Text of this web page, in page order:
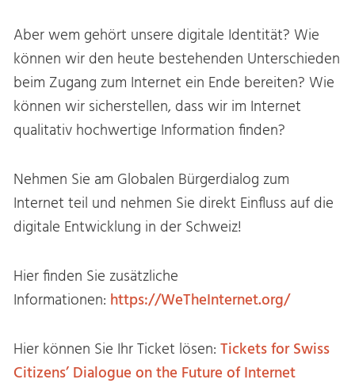
Aber wem gehört unsere digitale Identität? Wie
können wir den heute bestehenden Unterschieden
beim Zugang zum Internet ein Ende bereiten? Wie
können wir sicherstellen, dass wir im Internet
qualitativ hochwertige Information finden?
Nehmen Sie am Globalen Bürgerdialog zum
Internet teil und nehmen Sie direkt Einfluss auf die
digitale Entwicklung in der Schweiz!
Hier finden Sie zusätzliche
Informationen: https://WeTheInternet.org/
Hier können Sie Ihr Ticket lösen:Tickets for Swiss
Citizens’ Dialogue on the Future of Internet